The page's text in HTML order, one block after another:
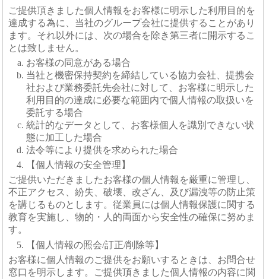
ご提供頂きました個人情報をお客様に明示した利用目的を
達成する為に、当社のグループ会社に提供することがあり
ます。それ以外には、次の場合を除き第三者に開示するこ
とは致しません。
お客様の同意がある場合
当社と機密保持契約を締結している協力会社、提携会
社および業務委託先会社に対して、お客様に明示した
利用目的の達成に必要な範囲内で個人情報の取扱いを
委託する場合
統計的なデータとして、お客様個人を識別できない状
態に加工した場合
法令等により提供を求められた場合
【個人情報の安全管理】
ご提供いただきましたお客様の個人情報を厳重に管理し、
不正アクセス、紛失、破壊、改ざん、及び漏洩等の防止策
を講じるものとします。従業員には個人情報保護に関する
教育を実施し、物的・人的両面から安全性の確保に努めま
す。
【個人情報の照会/訂正/削除等】
お客様に個人情報のご提供をお願いするときは、お問合せ
窓口を明示します。ご提供頂きました個人情報の内容に関